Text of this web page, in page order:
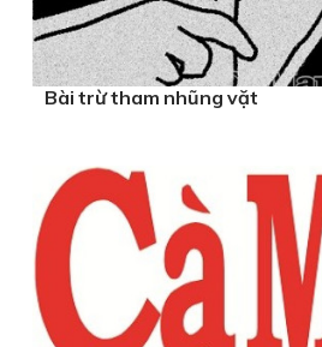
Bài trừ tham nhũng vặt